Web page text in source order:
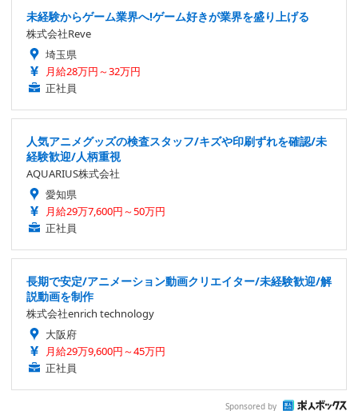
未経験からゲーム業界へ!ゲーム好きが業界を盛り上げる
株式会社Reve
埼玉県
月給28万円～32万円
正社員
人気アニメグッズの検査スタッフ/キズや印刷ずれを確認/未
経験歓迎/人柄重視
AQUARIUS株式会社
愛知県
月給29万7,600円～50万円
正社員
長期で安定/アニメーション動画クリエイター/未経験歓迎/解
説動画を制作
株式会社enrich technology
大阪府
月給29万9,600円～45万円
正社員
Sponsored by